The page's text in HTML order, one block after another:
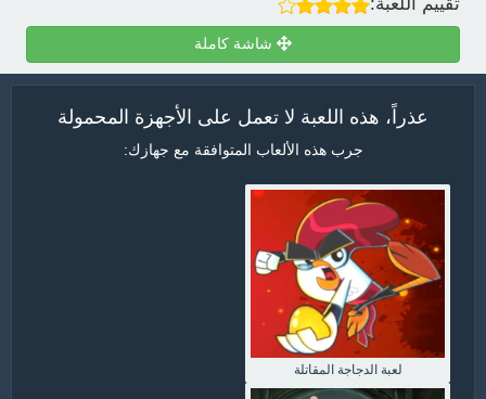
شاشة كاملة
عذراً، هذه اللعبة لا تعمل على الأجهزة المحمولة
جرب هذه الألعاب المتوافقة مع جهازك:
لعبة الدجاجة المقاتلة